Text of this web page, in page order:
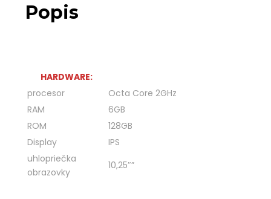
Popis
HARDWARE:
procesor
Octa Core 2GHz
RAM
6GB
ROM
128GB
Display
IPS
uhlopriečka
obrazovky
10,25″”